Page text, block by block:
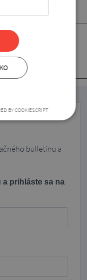
bulletinu a
prihláste sa na
BY COOKIESCRIPT